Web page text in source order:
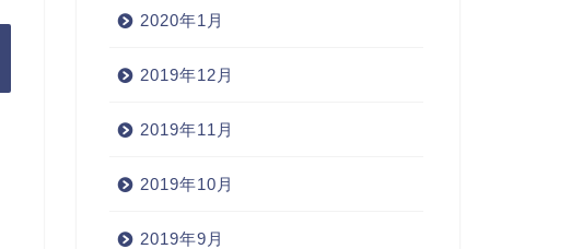
2020年1月
2019年12月
2019年11月
2019年10月
2019年9月